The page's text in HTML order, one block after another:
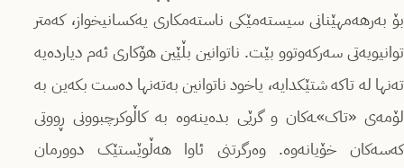
بۆ بەرهەمهێنانی سیستەمێکی ناستەمکاری یەکسانیخواز، کەمتر
توانیویەتی سەرکەوتوو بێت. ناتوانین بڵێین هۆکاری ئەم دیاردەیە
تەنها لە تاکە شتێکدایە، یاخود ناتوانین بەتەنها دەست بکەین بە
لۆمەی «تاک»ـەکان و گرێی بدەینەوە بە کاڵوکرچبوونی ڕووتی
کەسەکان خۆیانەوە. وەرگرتنی ئاوا هەڵوێستێک دوورمان